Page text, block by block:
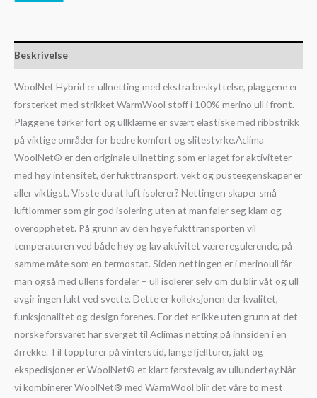
Beskrivelse
WoolNet Hybrid er ullnetting med ekstra beskyttelse, plaggene er
forsterket med strikket WarmWool stoff i 100% merino ull i front.
Plaggene tørker fort og ullklærne er svært elastiske med ribbstrikk
på viktige områder for bedre komfort og slitestyrke.Aclima
WoolNet® er den originale ullnetting som er laget for aktiviteter
med høy intensitet, der fukttransport, vekt og pusteegenskaper er
aller viktigst. Visste du at luft isolerer? Nettingen skaper små
luftlommer som gir god isolering uten at man føler seg klam og
overopphetet. På grunn av den høye fukttransporten vil
temperaturen ved både høy og lav aktivitet være regulerende, på
samme måte som en termostat. Siden nettingen er i merinoull får
man også med ullens fordeler – ull isolerer selv om du blir våt og ull
avgir ingen lukt ved svette. Dette er kolleksjonen der kvalitet,
funksjonalitet og design forenes. For det er ikke uten grunn at det
norske forsvaret har sverget til Aclimas netting på innsiden i en
årrekke. Til toppturer på vinterstid, lange fjellturer, jakt og
ekspedisjoner er WoolNet® et klart førstevalg av ullundertøy.Når
vi kombinerer WoolNet® med WarmWool blir det våre to mest